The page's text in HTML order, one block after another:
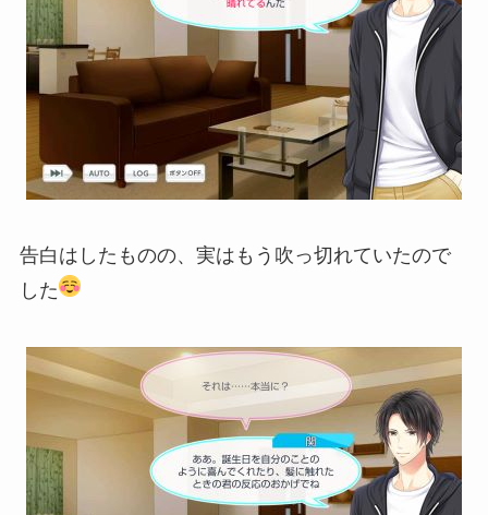
告白はしたものの、実はもう吹っ切れていたので
した